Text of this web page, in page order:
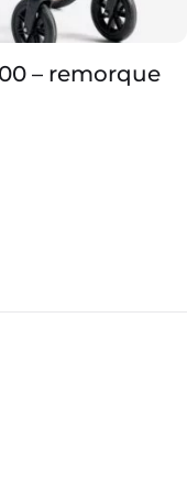
– remorque